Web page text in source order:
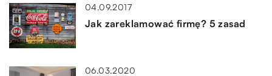
04.09.2017
Jak zareklamować firmę? 5 zasad
06.03.2020